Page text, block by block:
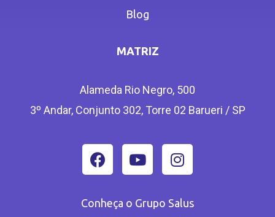
Blog
MATRIZ
Alameda Rio Negro, 500
3º Andar, Conjunto 302, Torre 02 Barueri / SP
Conheça o Grupo Salus